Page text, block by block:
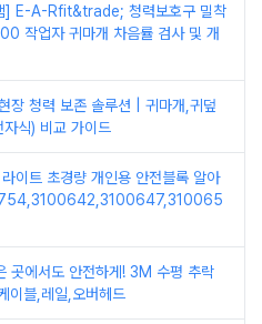
] E-A-Rfit&trade; 청력보호구 밀착
작업자 귀마개 차음률 검사 및 개
장 청력 보존 솔루션 | 귀마개,귀덮
식) 비교 가이드
이트 초경량 개인용 안전블록 알아
곳에서도 안전하게! 3M 수평 추락
이블,레일,오버헤드